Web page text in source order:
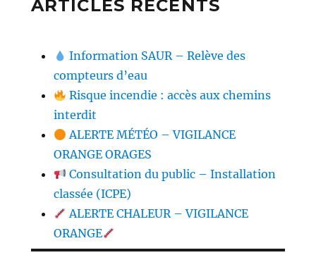
ARTICLES RÉCENTS
Information SAUR – Relève des
compteurs d’eau
Risque incendie : accès aux chemins
interdit
ALERTE MÉTÉO – VIGILANCE
ORANGE ORAGES
Consultation du public – Installation
classée (ICPE)
ALERTE CHALEUR – VIGILANCE
ORANGE